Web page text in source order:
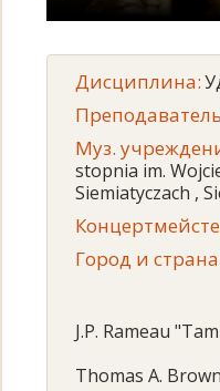
Дисциплина:
Муз.
stopnia im.
Siemiatyczach ,
Город и
J.P. Rameau
Thomas A.